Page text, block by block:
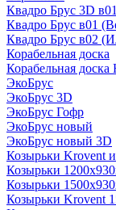
Квадро Брус 3D
Квадро Брус в01
Квадро Брус в02
Корабельная доска
Корабельная
ЭкоБрус
ЭкоБрус 3D
ЭкоБрус Гофр
ЭкоБрус новый
ЭкоБрус новый 3D
Козырьки Krovent
Козырьки
Козырьки
Козырьки Krovent